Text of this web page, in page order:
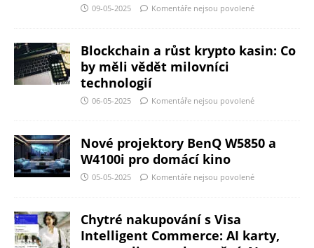
09-05-2025 Komentáře nejsou povolené
Blockchain a růst krypto kasin: Co
by měli vědět milovníci
technologií
06-05-2025 Komentáře nejsou povolené
Nové projektory BenQ W5850 a
W4100i pro domácí kino
05-05-2025 Komentáře nejsou povolené
Chytré nakupování s Visa
Intelligent Commerce: AI karty,